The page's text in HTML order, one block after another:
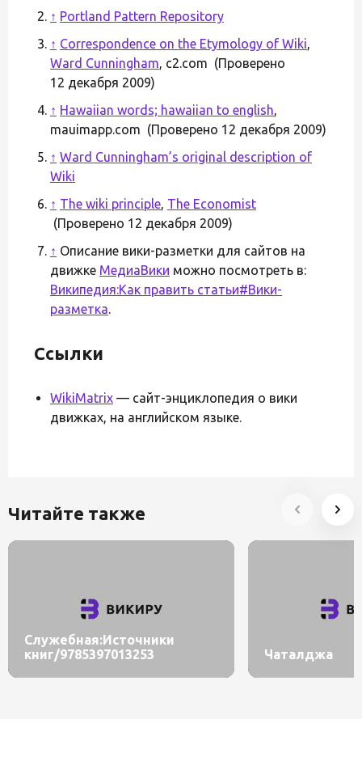
↑ Portland Pattern Repository
↑ Correspondence on the Etymology of Wiki,
Ward Cunningham, c2.com (Проверено
12 декабря 2009)
↑ Hawaiian words; hawaiian to english,
mauimapp.com (Проверено 12 декабря 2009)
↑ Ward Cunningham’s original description of
Wiki
↑ The wiki principle, The Economist
(Проверено 12 декабря 2009)
↑ Описание вики-разметки для сайтов на
движке МедиаВики можно посмотреть в:
Википедия:Как править статьи#Вики-
разметка.
Ссылки
WikiMatrix — сайт-энциклопедия о вики
движках, на английском языке.
Читайте также
Служебная:Источники
книг/9785397013253
Чаталджа